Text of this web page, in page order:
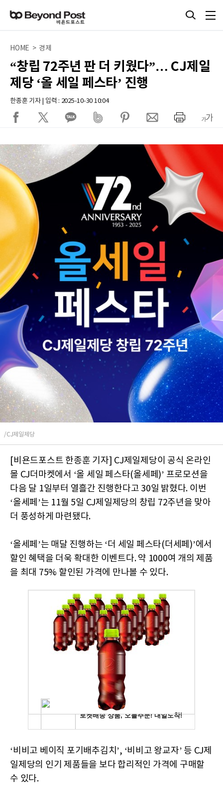
HOME > 경제
“창립 72주년 판 더 키웠다”… CJ제일
제당 ‘올 세일 페스타’ 진행
한종훈 기자 | 입력 : 2025-10-30 10:04
/CJ제일제당
[비욘드포스트 한종훈 기자] CJ제일제당이 공식 온라인
몰 CJ더마켓에서 ‘올 세일 페스타(올세페)’ 프로모션을
다음 달 1일부터 열흘간 진행한다고 30일 밝혔다. 이번
‘올세페’는 11월 5일 CJ제일제당의 창립 72주년을 맞아
더 풍성하게 마련됐다.
‘올세페’는 매달 진행하는 ‘더 세일 페스타(더세페)’에서
할인 혜택을 더욱 확대한 이벤트다. 약 1000여 개의 제품
을 최대 75% 할인된 가격에 만나볼 수 있다.
‘비비고 베이직 포기배추김치’, ‘비비고 왕교자’ 등 CJ제
일제당의 인기 제품들을 보다 합리적인 가격에 구매할
수 있다.